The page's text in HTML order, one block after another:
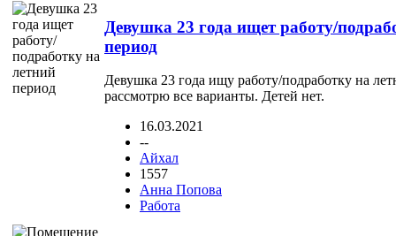
Девушка 23 года ищет работу/
период
Девушка 23 года ищу работу/подработку на
рассмотрю все варианты. Детей нет.
16.03.2021
--
Айхал
1557
Анна Попова
Работа